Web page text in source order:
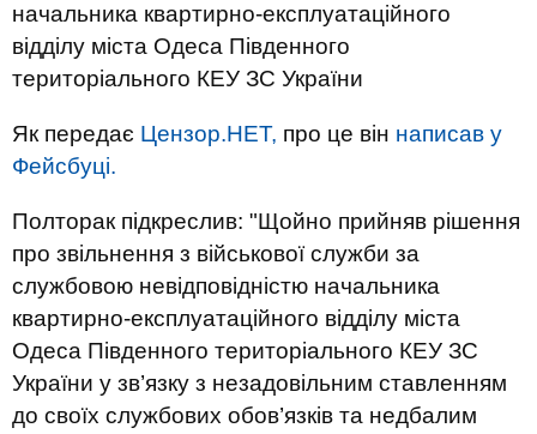
начальника квартирно-експлуатаційного
відділу міста Одеса Південного
територіального КЕУ ЗС України
Як передає Цензор.НЕТ, про це він написав у
Фейсбуці.
Полторак підкреслив: "Щойно прийняв рішення
про звільнення з військової служби за
службовою невідповідністю начальника
квартирно-експлуатаційного відділу міста
Одеса Південного територіального КЕУ ЗС
України у зв’язку з незадовільним ставленням
до своїх службових обов’язків та недбалим